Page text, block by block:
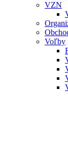
VZN
Voľby